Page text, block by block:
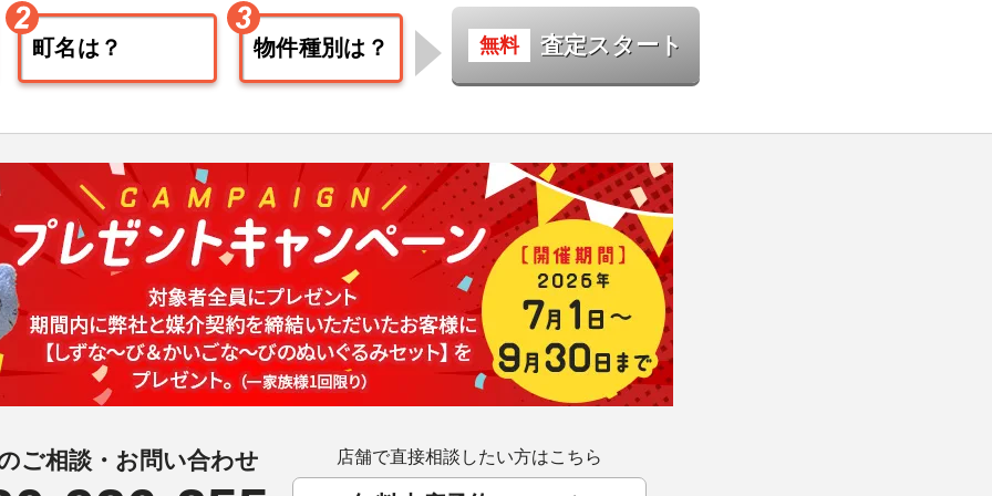
査定スタート
ご相談・お問い合わせ 店舗で直接相談したい方はこちら